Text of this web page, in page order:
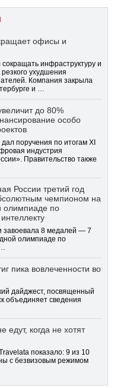
офисы и
инфраструктуру и
ухудшения
Компания закрыла
и …
до 80%
особо
поручения по итогам XI
индустрия
Правительство также
России третий год
чемпионом на
олимпиаде по
завоевала 8 медалей — 7
олимпиаде по
пика вовлеченности во
дайджест, посвященный
объединяет сведения
едут, когда не хотят
показало: 9 из 10
с безвизовым режимом